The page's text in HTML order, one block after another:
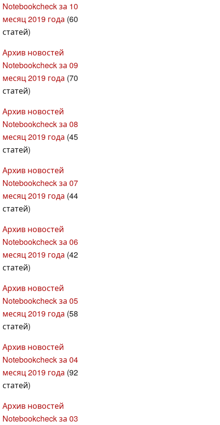
Notebookcheck за 10
месяц 2019 года (60
статей)
Архив новостей
Notebookcheck за 09
месяц 2019 года (70
статей)
Архив новостей
Notebookcheck за 08
месяц 2019 года (45
статей)
Архив новостей
Notebookcheck за 07
месяц 2019 года (44
статей)
Архив новостей
Notebookcheck за 06
месяц 2019 года (42
статей)
Архив новостей
Notebookcheck за 05
месяц 2019 года (58
статей)
Архив новостей
Notebookcheck за 04
месяц 2019 года (92
статей)
Архив новостей
Notebookcheck за 03